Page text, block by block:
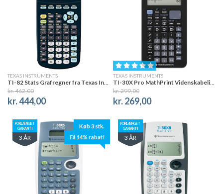
TEXAS INSTRUMENTS
TI-82 Stats Grafregner fra Texas Instruments
kr. 462,00
kr. 444,00
TEXAS INSTRUMENTS
TI-30X Pro MathPrint Videnskabelig lommeregner
kr. 299,00
kr. 269,00
Køb 3 stk.
Få 14% rabat!
FORLÆNGET
GARANTI
3 ÅR
FORLÆNGET
GARANTI
3 ÅR